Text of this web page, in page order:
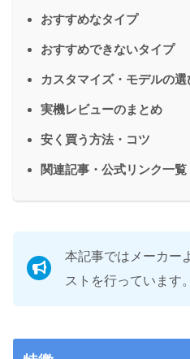
おすすめなタイプ
おすすめできないタイプ
カスタマイズ・モデルの選
実機レビューのまとめ
安く買う方法・コツ
関連記事・公式リンク一覧
本記事ではメーカー
ストを行っています。